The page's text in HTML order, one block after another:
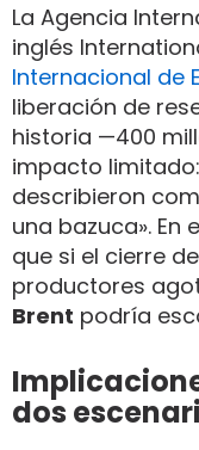
La Agencia
inglés
Internacional de
liberación de
historia —400
impacto
describieron
una bazuca». En
que si el cierre
productores
Brent podría
dos